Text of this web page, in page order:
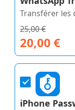
Transférer les
25,00 €
20,00 €
iPhone